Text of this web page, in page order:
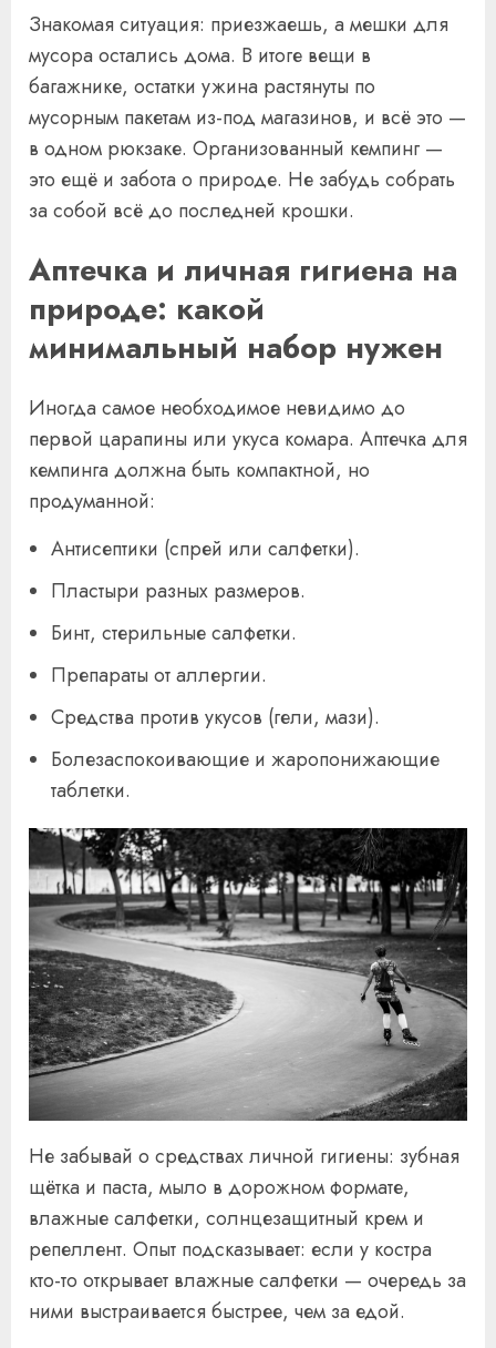
Знакомая ситуация: приезжаешь, а мешки для
мусора остались дома. В итоге вещи в
багажнике, остатки ужина растянуты по
мусорным пакетам из-под магазинов, и всё это —
в одном рюкзаке. Организованный кемпинг —
это ещё и забота о природе. Не забудь собрать
за собой всё до последней крошки.
Аптечка и личная гигиена на
природе: какой
минимальный набор нужен
Иногда самое необходимое невидимо до
первой царапины или укуса комара. Аптечка для
кемпинга должна быть компактной, но
продуманной:
Антисептики (спрей или салфетки).
Пластыри разных размеров.
Бинт, стерильные салфетки.
Препараты от аллергии.
Средства против укусов (гели, мази).
Болезаспокоивающие и жаропонижающие
таблетки.
Не забывай о средствах личной гигиены: зубная
щётка и паста, мыло в дорожном формате,
влажные салфетки, солнцезащитный крем и
репеллент. Опыт подсказывает: если у костра
кто-то открывает влажные салфетки — очередь за
ними выстраивается быстрее, чем за едой.